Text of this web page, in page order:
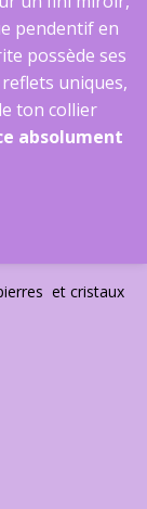
pendentif en
possède ses
uniques,
ton collier
absolument
et cristaux